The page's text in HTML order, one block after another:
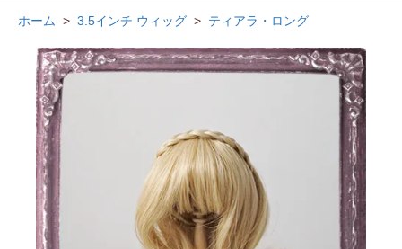
ホーム > 3.5インチ ウィッグ > ティアラ・ロング